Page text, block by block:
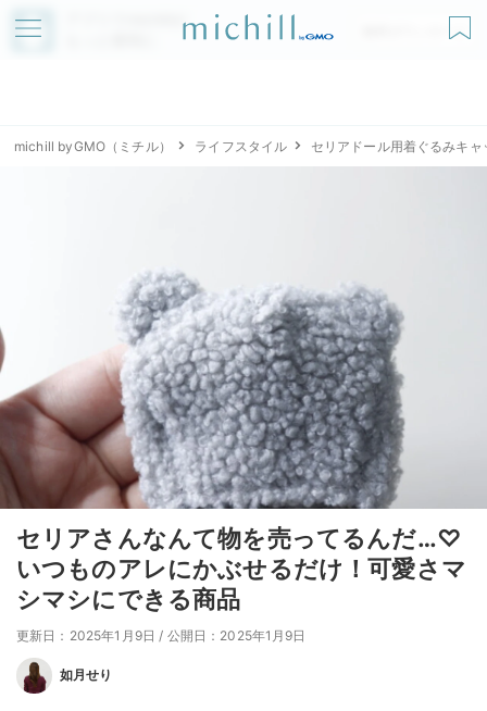
アプリでmichillが
無料ダウンロード
michill byGMO（ミチル） ライフスタイル セリアドール用着ぐるみキャ
セリアさんなんて物を売ってるんだ…♡
いつものアレにかぶせるだけ！可愛さマ
シマシにできる商品
更新日：2025年1月9日 / 公開日：2025年1月9日
如月せり